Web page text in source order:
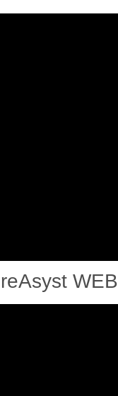
WEB